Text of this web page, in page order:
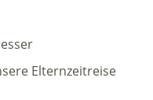
Elternzeitreise